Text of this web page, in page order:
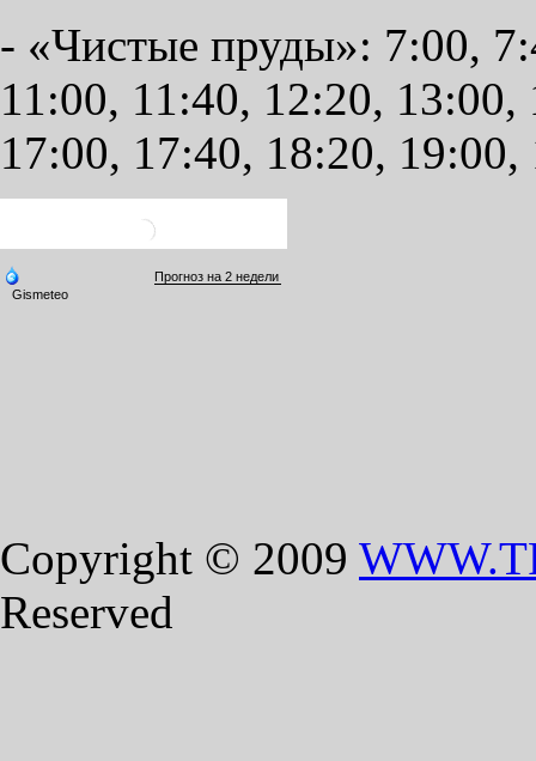
- «Чистые пруды»: 7:00,
11:00, 11:40, 12:20,
17:00, 17:40, 18:20, 19:00,
Copyright © 2009
Reserved